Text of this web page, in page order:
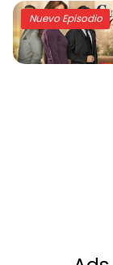
Nuevo Episodio